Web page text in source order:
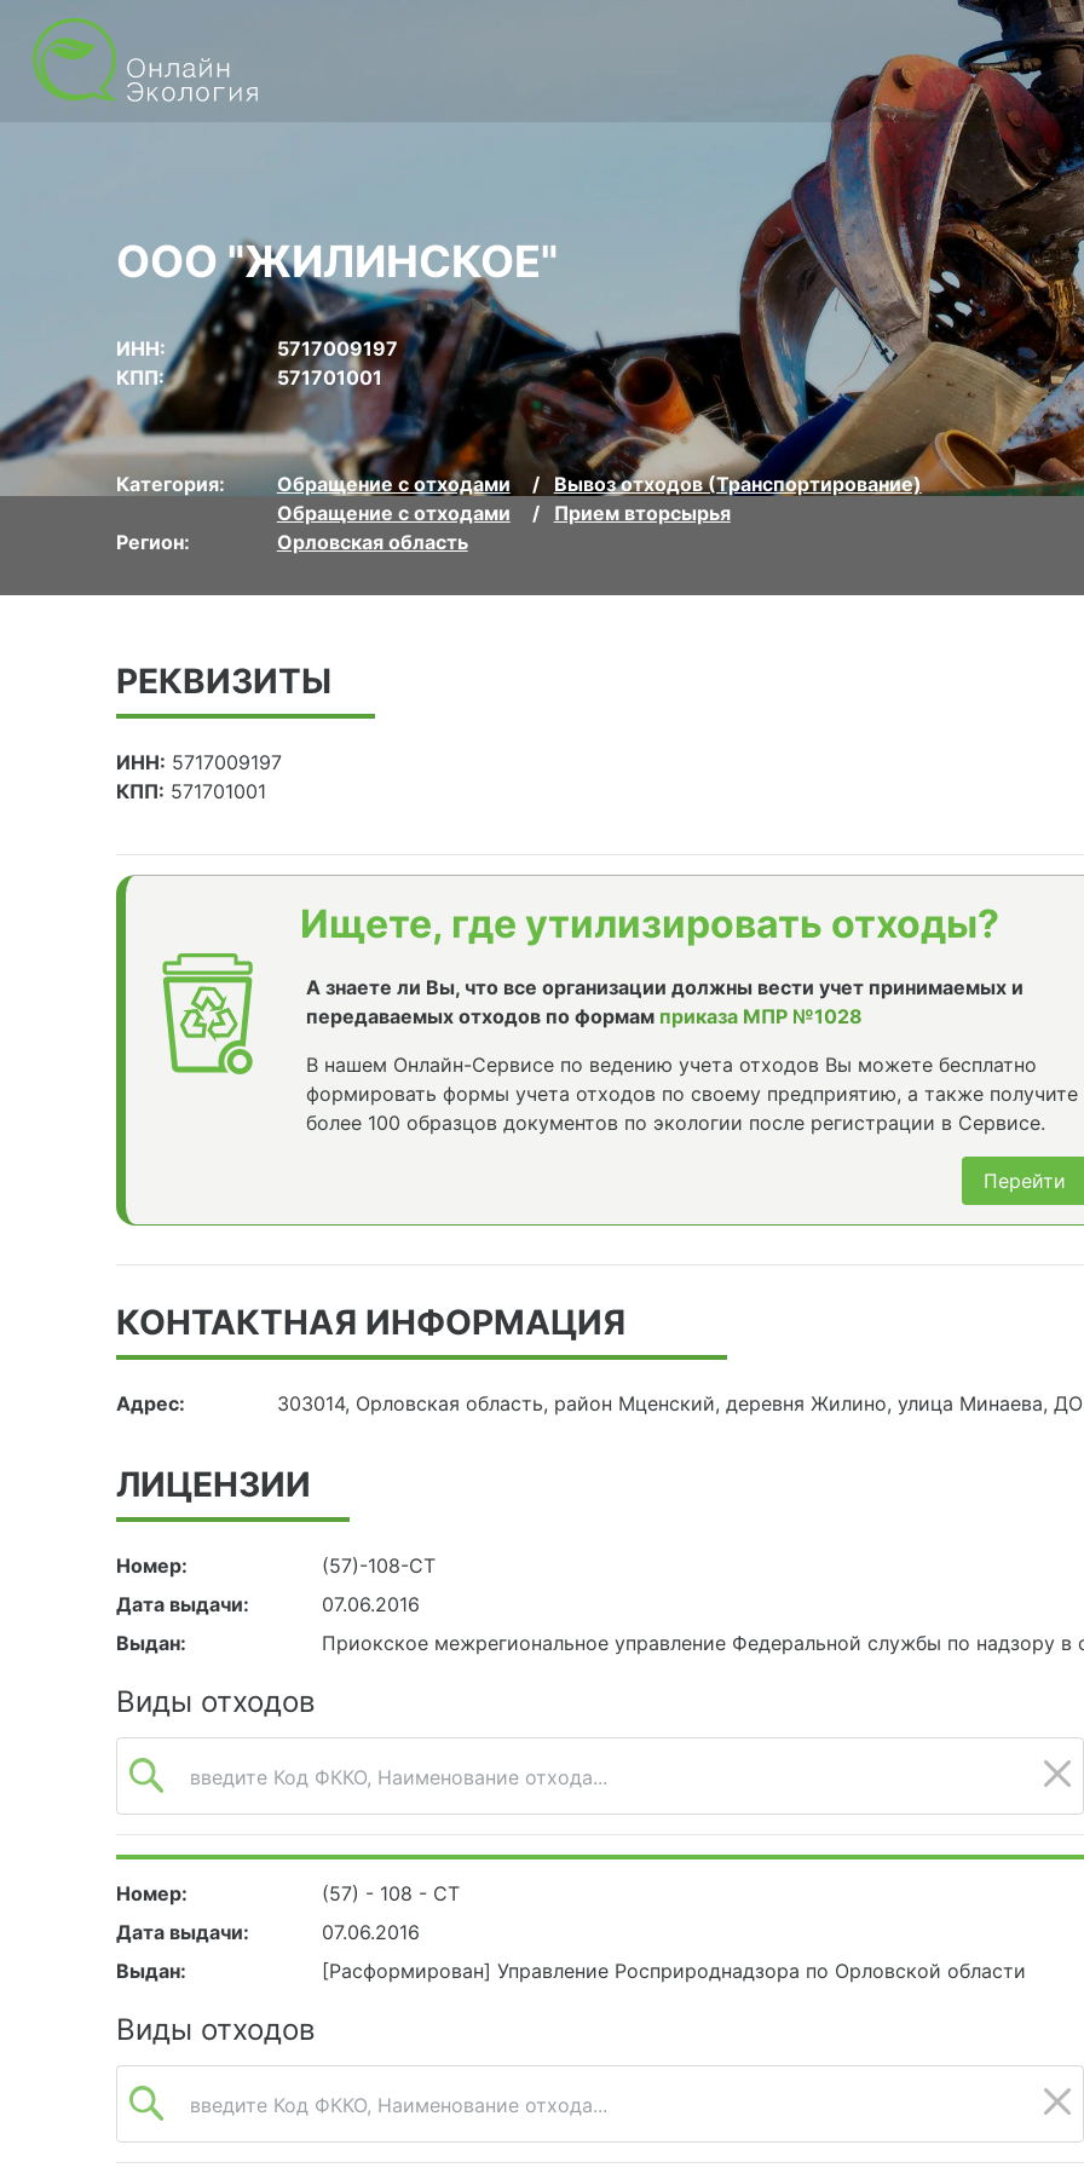
ООО "ЖИЛИНСКОЕ"
ИНН:
5717009197
КПП:
571701001
Категория: Обращение с отходами
Вывоз отходов (Транспортирование)
Обращение с отходами
Прием вторсырья
Регион:
Орловская область
РЕКВИЗИТЫ
ИНН: 5717009197
КПП: 571701001
Ищете, где утилизировать отходы?
А знаете ли Вы, что все организации должны вести учет принимаемых и
передаваемых отходов по формам приказа МПР №1028
В нашем Онлайн-Сервисе по ведению учета отходов Вы можете бесплатно
формировать формы учета отходов по своему предприятию, а также получите
более 100 образцов документов по экологии после регистрации в Сервисе.
Перейти
КОНТАКТНАЯ ИНФОРМАЦИЯ
Адрес: 303014, Орловская область, район Мценский, деревня Жилино, улица Минаева,
ЛИЦЕНЗИИ
Номер:
(57)-108-СТ
Дата выдачи:
07.06.2016
Выдан:
Приокское межрегиональное управление Федеральной службы по надзору в
Виды отходов
введите Код ФККО, Наименование отхода...
Номер:
(57) - 108 - СТ
Дата выдачи:
07.06.2016
Выдан:
[Расформирован] Управление Росприроднадзора по Орловской области
Виды отходов
введите Код ФККО, Наименование отхода...